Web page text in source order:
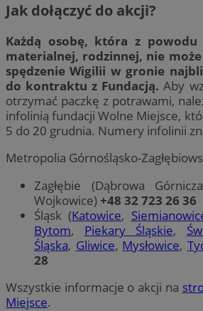
Jak dołączyć do akcji?
Każdą osobę, która z powodu
materialnej, rodzinnej, nie
spędzenie Wigilii w gronie
do kontraktu z Fundacją. Aby
otrzymać paczkę z potrawami,
infolinią fundacji Wolne Miejsce,
5 do 20 grudnia. Numery infolinii
Metropolia Górnośląsko-
Zagłębie (Dąbrowa
Wojkowice)+48 32 723 26 36
Śląsk (Katowice,
Bytom, Piekary Śląskie,
Śląska, Gliwice, Mysłowice,
28
Wszystkie informacje o akcji na
Miejsce.